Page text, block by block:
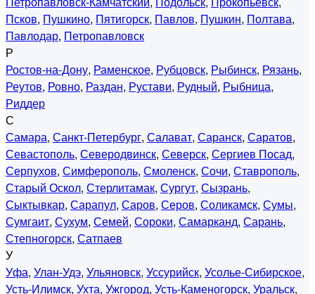
Псков, Пушкино, Пятигорск, Павлов, Пушкин, Полтава,
Павлодар, Петропавловск
Р
Ростов-на-Дону, Раменское, Рубцовск, Рыбинск, Рязань,
Реутов, Ровно, Раздан, Рустави, Рудный, Рыбница,
Риддер
С
Самара, Санкт-Петербург, Салават, Саранск, Саратов,
Севастополь, Северодвинск, Северск, Сергиев Посад,
Серпухов, Симферополь, Смоленск, Сочи, Ставрополь,
Старый Оскол, Стерлитамак, Сургут, Сызрань,
Сыктывкар, Сарапул, Саров, Серов, Соликамск, Сумы,
Сумгаит, Сухум, Семей, Сороки, Самарканд, Сарань,
Степногорск, Сатпаев
У
Уфа, Улан-Удэ, Ульяновск, Уссурийск, Усолье-Сибирское,
Усть-Илимск, Ухта, Ужгород, Усть-Каменогорск, Уральск,